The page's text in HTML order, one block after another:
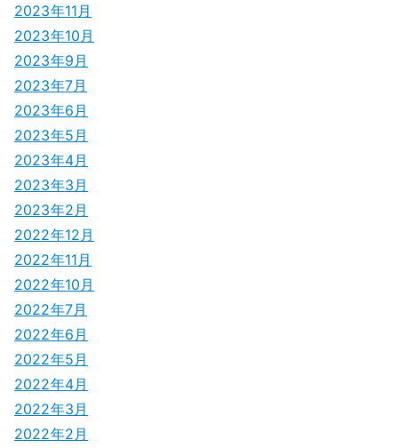
2023年11月
2023年10月
2023年9月
2023年7月
2023年6月
2023年5月
2023年4月
2023年3月
2023年2月
2022年12月
2022年11月
2022年10月
2022年7月
2022年6月
2022年5月
2022年4月
2022年3月
2022年2月